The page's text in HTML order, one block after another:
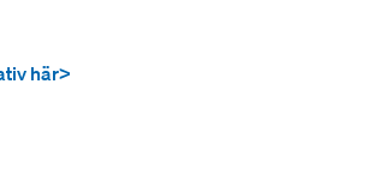
här>